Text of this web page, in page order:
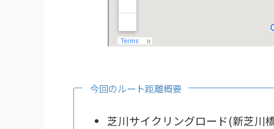
今回のルート距離概要
芝川サイクリングロード(新芝川